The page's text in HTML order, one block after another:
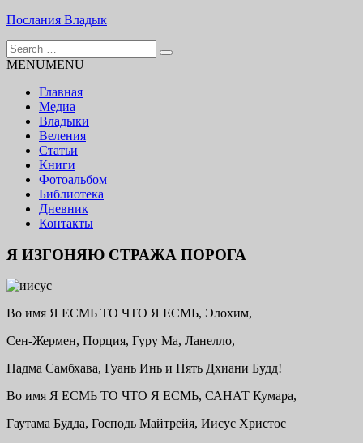
Skip
content
Послания Владык
Основу сайта представляют Послания, или Диктовки,
Search
for:
MENUMENU
Главная
Медиа
Владыки
Веления
Статьи
Книги
Фотоальбом
Библиотека
Дневник
Контакты
Я ИЗГОНЯЮ СТРАЖА ПОРОГА
Во имя Я ЕСМЬ ТО ЧТО Я ЕСМЬ, Элохим,
Сен-Жермен, Порция, Гуру Ма, Ланелло,
Падма Самбхава, Гуань Инь и Пять Дхиани Будд!
Во имя Я ЕСМЬ ТО ЧТО Я ЕСМЬ, САНАТ Кумара,
Гаутама Будда, Господь Майтрейя, Иисус Христос